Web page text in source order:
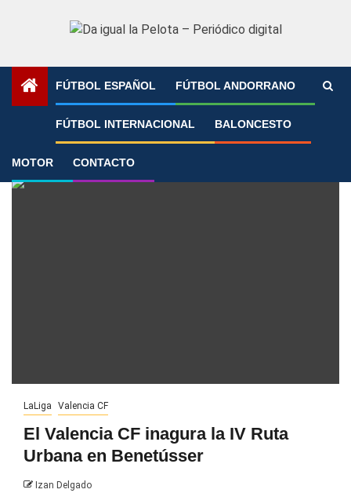
FÚTBOL ESPAÑOL FÚTBOL ANDORRANO
FÚTBOL INTERNACIONAL BALONCESTO
MOTOR CONTACTO
»
Barrio del Cristo
LaLiga Valencia CF
El Valencia CF inagura la IV Ruta
Urbana en Benetússer
Izan Delgado